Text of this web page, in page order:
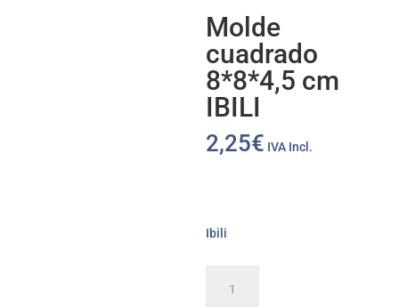
Molde
cuadrado
8*8*4,5 cm
IBILI
2,25€ IVA Incl.
Ibili
cuadrado